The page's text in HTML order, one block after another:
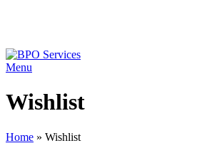
Menu
Wishlist
Home » Wishlist